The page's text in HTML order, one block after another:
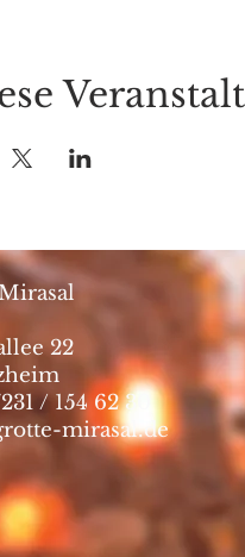
22
/ 154 62 30
mirasal.de